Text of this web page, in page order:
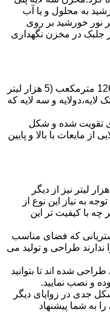
به محلول و یا آب
نور خورشید بر روی
جلبک در مخزن نگهداری
حجم مخزن پلی اتیلن را میتوان بین 5 تا 126 مترمکعب (5 هزار لیتر
تک لایه،دولایه و سه لایه که
تقویت شده و شکل
از مایعات با بالا و پایین
تولید مخازن پلی اتیلن مکعبی تا حجم 30 هزار لیتر نیز از دیگر
به نیاز این نوع از
چه با کیفیت تر این
که فضای مناسب
ندارند طراحی و تولید می
شده اند تا بتوانید
و نصب نمایید.
جدی در زوایای دیگر
به شما پیشنهاد